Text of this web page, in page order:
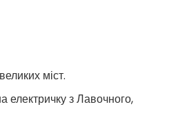
міст.
електричку з Лавочного,